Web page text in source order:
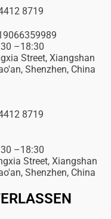
8719
–18:30
Street, Xiangshan
Shenzhen, China
8719
–18:30
Street, Xiangshan
Shenzhen, China